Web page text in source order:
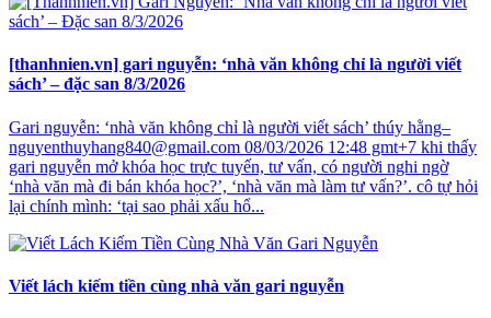
[thanhnien.vn] gari nguyễn: ‘nhà văn không chỉ là người viết
sách’ – đặc san 8/3/2026
Gari nguyễn: ‘nhà văn không chỉ là người viết sách’ thúy hằng–
nguyenthuyhang840@gmail.com 08/03/2026 12:48 gmt+7 khi thấy
gari nguyễn mở khóa học trực tuyến, tư vấn, có người nghi ngờ
‘nhà văn mà đi bán khóa học?’, ‘nhà văn mà làm tư vấn?’. cô tự hỏi
lại chính mình: ‘tại sao phải xấu hổ...
Viết lách kiếm tiền cùng nhà văn gari nguyễn